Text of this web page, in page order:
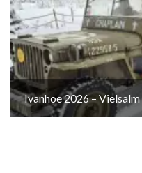
Ivanhoe 2026 – Vielsalm